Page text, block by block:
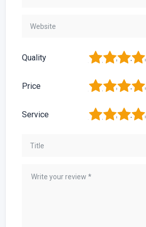
Quality 5
4
3
2
Price 5
4
3
2
Service 5
4
3
2